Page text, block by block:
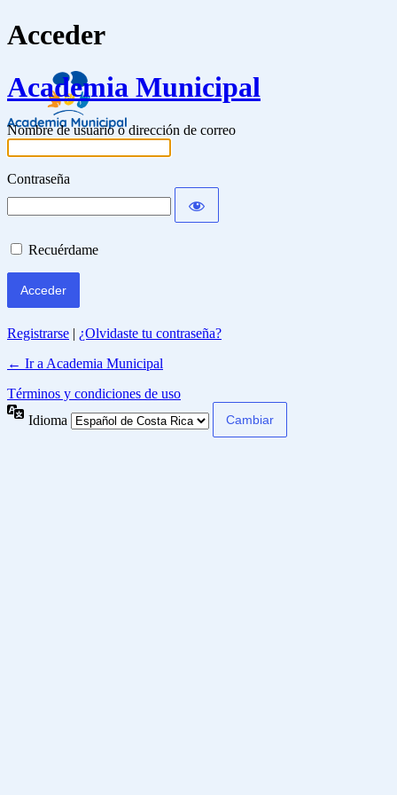
Acceder
Academia Municipal
Nombre de usuario o dirección de correo
Contraseña
Recuérdame
Registrarse | ¿Olvidaste tu contraseña?
← Ir a Academia Municipal
Términos y condiciones de uso
Idioma